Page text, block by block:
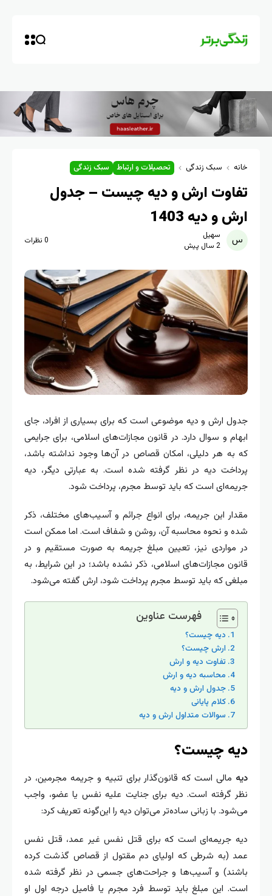
خانه سبک زندگی تحصیلات و ارتباط سبک زندگی
تفاوت ارش و دیه چیست – جدول
ارش و دیه 1403
سهیل
2 سال پیش
0 نظرات
جدول ارش و دیه موضوعی است که برای بسیاری از افراد، جای
ابهام و سوال دارد. در قانون مجازات‌های اسلامی، برای جرایمی
که به هر دلیلی، امکان قصاص در آن‌ها وجود نداشته باشد،
پرداخت دیه در نظر گرفته شده است. به عبارتی دیگر، دیه
جریمه‌ای است که باید توسط مجرم، پرداخت شود.
مقدار این جریمه، برای انواع جرائم و آسیب‌های مختلف، ذکر
شده و نحوه محاسبه آن، روشن و شفاف است. اما ممکن است
در مواردی نیز، تعیین مبلغ جریمه به صورت مستقیم و در
قانون مجازات‌های اسلامی، ذکر نشده باشد؛ در این شرایط، به
مبلغی که باید توسط مجرم پرداخت شود، ارش گفته می‌شود.
فهرست عناوین
دیه چیست؟
ارش چیست؟
تفاوت دیه و ارش
محاسبه دیه و ارش
جدول ارش و دیه
کلام پایانی
سوالات متداول ارش و دیه
دیه چیست؟
دیه مالی است که قانون‌گذار برای تنبیه و جریمه مجرمین، در
نظر گرفته است. دیه برای جنایت علیه نفس یا عضو، واجب
می‌شود. با زبانی ساده‌تر می‌توان دیه را این‌گونه تعریف کرد:
دیه جریمه‌ای است که برای قتل نفس غیر عمد، قتل نفس
عمد (به شرطی که اولیای دم مقتول از قصاص گذشت کرده
باشند) و آسیب‌ها و جراحت‌های جسمی در نظر گرفته شده
است. این مبلغ باید توسط فرد مجرم یا فامیل درجه اول او